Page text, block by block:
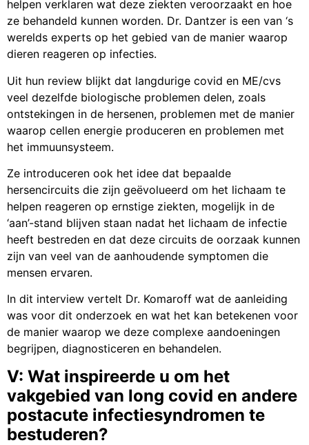
helpen verklaren wat deze ziekten veroorzaakt en hoe
ze behandeld kunnen worden. Dr. Dantzer is een van ‘s
werelds experts op het gebied van de manier waarop
dieren reageren op infecties.
Uit hun review blijkt dat langdurige covid en ME/cvs
veel dezelfde biologische problemen delen, zoals
ontstekingen in de hersenen, problemen met de manier
waarop cellen energie produceren en problemen met
het immuunsysteem.
Ze introduceren ook het idee dat bepaalde
hersencircuits die zijn geëvolueerd om het lichaam te
helpen reageren op ernstige ziekten, mogelijk in de
‘aan’-stand blijven staan nadat het lichaam de infectie
heeft bestreden en dat deze circuits de oorzaak kunnen
zijn van veel van de aanhoudende symptomen die
mensen ervaren.
In dit interview vertelt Dr. Komaroff wat de aanleiding
was voor dit onderzoek en wat het kan betekenen voor
de manier waarop we deze complexe aandoeningen
begrijpen, diagnosticeren en behandelen.
V: Wat inspireerde u om het
vakgebied van long covid en andere
postacute infectiesyndromen te
bestuderen?